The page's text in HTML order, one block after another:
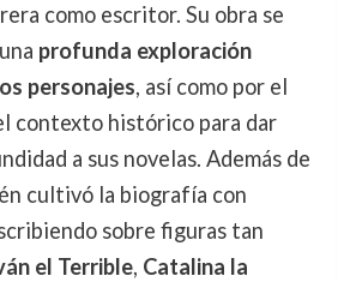
como escritor. Su obra se
profunda exploración
personajes, así como por el
contexto histórico para dar
a sus novelas. Además de
cultivó la biografía con
sobre figuras tan
el Terrible, Catalina la